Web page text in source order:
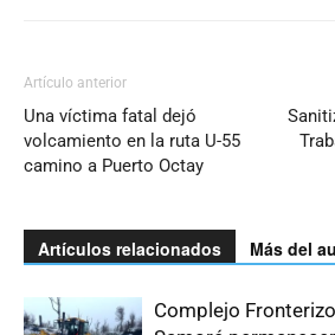
Artículo anterior
Una víctima fatal dejó
volcamiento en la ruta U-55
camino a Puerto Octay
Artículos relacionados Más del
Complejo